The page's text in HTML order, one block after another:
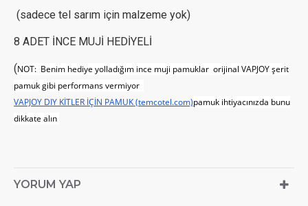
(sadece tel sarım için malzeme yok)
8 ADET İNCE MUJİ HEDİYELİ
(NOT: Benim hediye yolladığım ince muji pamuklar orijinal VAPJOY şerit
pamuk gibi performans vermiyor
VAPJOY DIY KİTLER İÇİN PAMUK (temcotel.com)pamuk ihtiyacınızda bunu
dikkate alın
YORUM YAP